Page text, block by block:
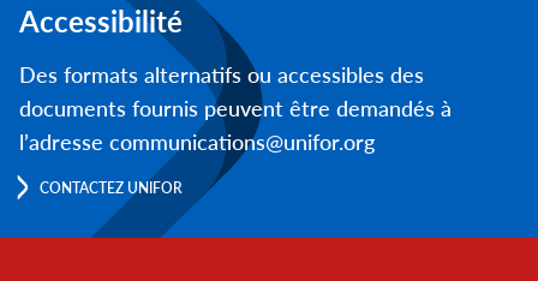
Accessibilité
Des formats alternatifs ou accessibles des
documents fournis peuvent être demandés à
l’adresse communications@unifor.org
CONTACTEZ UNIFOR